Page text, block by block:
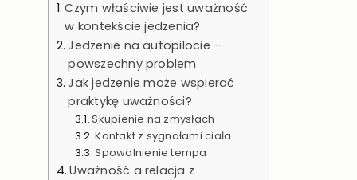
Czym właściwie jest uważność
w kontekście jedzenia?
Jedzenie na autopilocie –
powszechny problem
Jak jedzenie może wspierać
praktykę uważności?
Skupienie na zmysłach
Kontakt z sygnałami ciała
Spowolnienie tempa
Uważność a relacja z